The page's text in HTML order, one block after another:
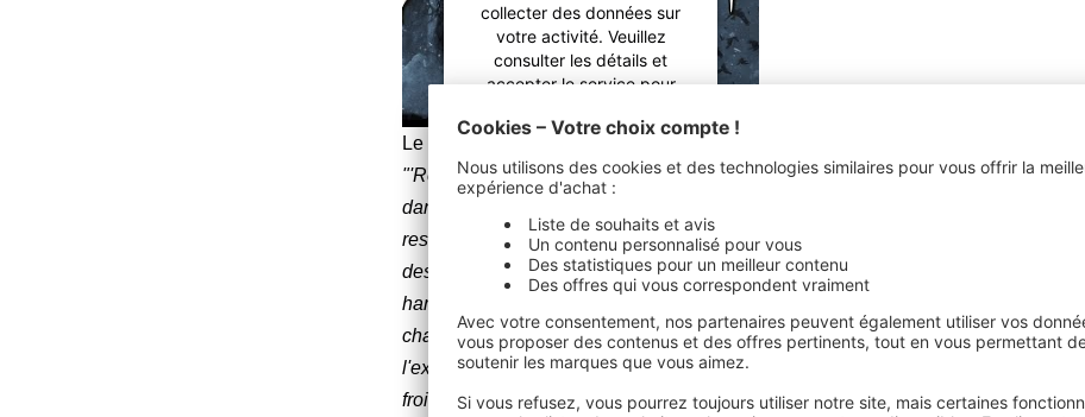
collecter des données sur
votre activité. Veuillez
consulter les détails et
accepter le service pour
En savoir plus
Accepter
powered byUsercentrics
Consent Management
Platform
Le fondateur du groupe, z, a déclaré à propos de
"'Return To Cold' est la deuxième chanson que j'ai écrite pour cet album. Le jeu
dans le vieux style insistant d'Immortal avec juste une poignée de riffs. Pour que
ressemble encore plus à une chanson des albums précédents, il n'y a pas de de
des solos de guitare ou d'autres distractions. Un riff principal ouvert puissant ainsi
harmonie majestueuse et des guitares claires et sombres ont créé le cadre d'une
chanson atmosphérique, distincte et caractéristique d'Immortal. Les paroles ont
l'extérieur, lors de ma promenade à travers la forêt, à flanc de montagne,
froids et venteux, embrassant la puissance et la sensation intemporelle de l'hiver.